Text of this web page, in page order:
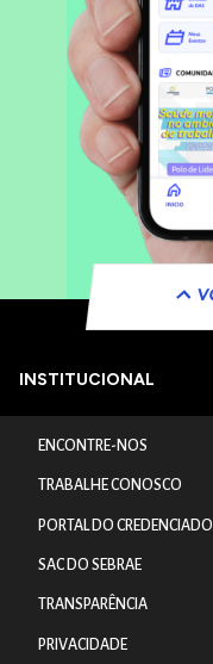
INSTITUCIONAL
ENCONTRE-NOS
TRABALHE CONOSCO
PORTAL DO CREDENCIADO
SAC DO SEBRAE
TRANSPARÊNCIA
PRIVACIDADE